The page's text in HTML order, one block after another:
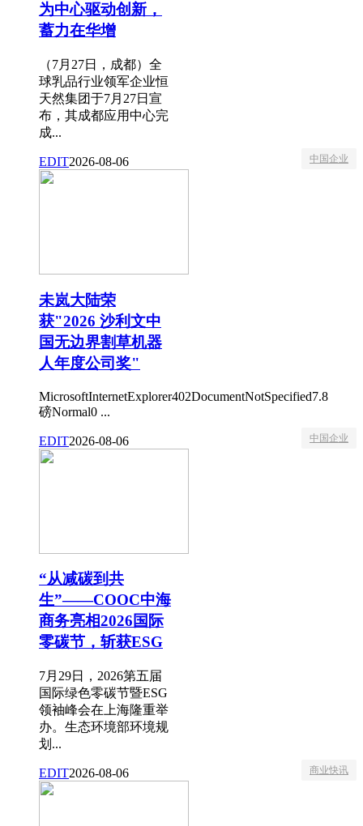
为中心驱动创新，
蓄力在华增
（7月27日，成都）全
球乳品行业领军企业恒
天然集团于7月27日宣
布，其成都应用中心完
成...
EDIT2026-08-06 中国企业
未岚大陆荣
获"2026 沙利文中
国无边界割草机器
人年度公司奖"
MicrosoftInternetExplorer402DocumentNotSpecified7.8
磅Normal0 ...
EDIT2026-08-06 中国企业
“从减碳到共
生”——COOC中海
商务亮相2026国际
零碳节，斩获ESG
7月29日，2026第五届
国际绿色零碳节暨ESG
领袖峰会在上海隆重举
办。生态环境部环境规
划...
EDIT2026-08-06 商业快讯